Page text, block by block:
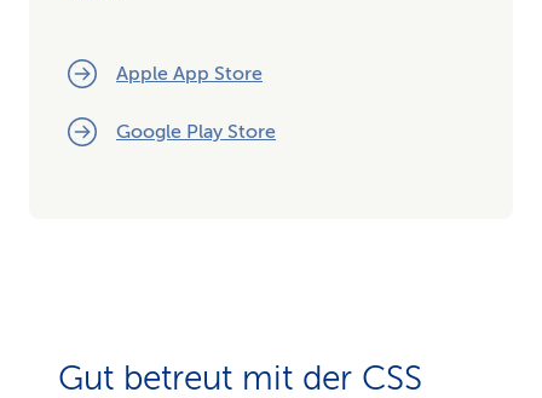
Apple App Store
Google Play Store
Gut betreut mit der CSS